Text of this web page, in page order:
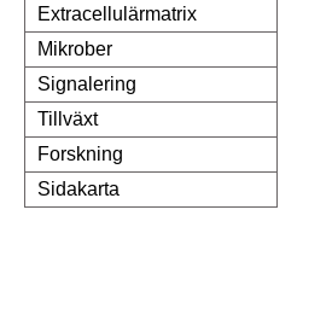
Extracellulärmatrix
Mikrober
Signalering
Tillväxt
Forskning
Sidakarta